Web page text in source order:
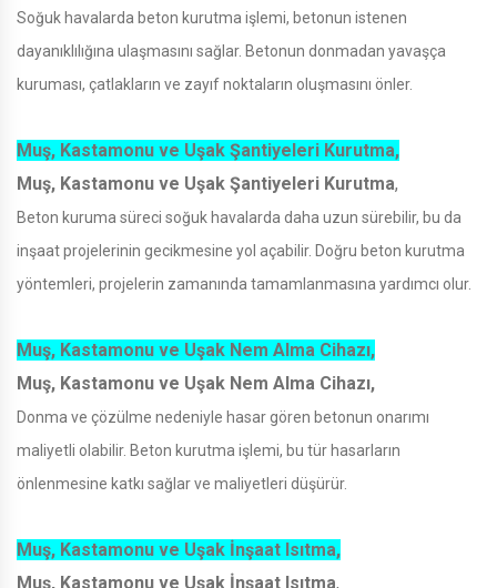
Soğuk havalarda beton kurutma işlemi, betonun istenen
dayanıklılığına ulaşmasını sağlar. Betonun donmadan yavaşça
kuruması, çatlakların ve zayıf noktaların oluşmasını önler.
Muş, Kastamonu ve Uşak Şantiyeleri Kurutma,
Muş, Kastamonu ve Uşak Şantiyeleri Kurutma,
Beton kuruma süreci soğuk havalarda daha uzun sürebilir, bu da
inşaat projelerinin gecikmesine yol açabilir. Doğru beton kurutma
yöntemleri, projelerin zamanında tamamlanmasına yardımcı olur.
Muş, Kastamonu ve Uşak Nem Alma Cihazı,
Muş, Kastamonu ve Uşak Nem Alma Cihazı,
Donma ve çözülme nedeniyle hasar gören betonun onarımı
maliyetli olabilir. Beton kurutma işlemi, bu tür hasarların
önlenmesine katkı sağlar ve maliyetleri düşürür.
Muş, Kastamonu ve Uşak İnşaat Isıtma,
Muş, Kastamonu ve Uşak İnşaat Isıtma,